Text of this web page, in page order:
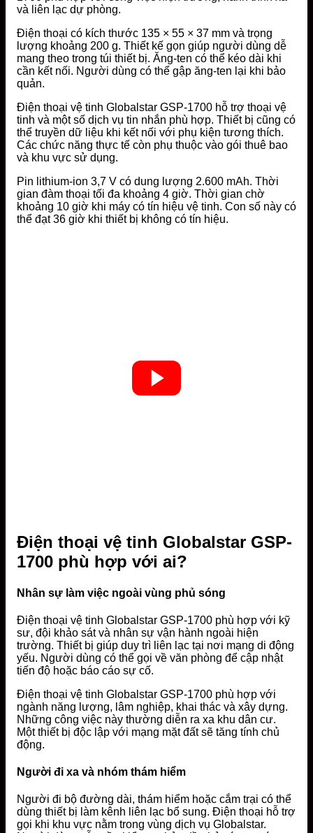
và liên lạc dự phòng.
Điện thoại có kích thước 135 × 55 × 37 mm và trọng
lượng khoảng 200 g. Thiết kế gọn giúp người dùng dễ
mang theo trong túi thiết bị. Ăng-ten có thể kéo dài khi
cần kết nối. Người dùng có thể gập ăng-ten lại khi bảo
quản.
Điện thoại vệ tinh Globalstar GSP-1700 hỗ trợ thoại vệ
tinh và một số dịch vụ tin nhắn phù hợp. Thiết bị cũng có
thể truyền dữ liệu khi kết nối với phụ kiện tương thích.
Các chức năng thực tế còn phụ thuộc vào gói thuê bao
và khu vực sử dụng.
Pin lithium-ion 3,7 V có dung lượng 2.600 mAh. Thời
gian đàm thoại tối đa khoảng 4 giờ. Thời gian chờ
khoảng 10 giờ khi máy có tín hiệu vệ tinh. Con số này có
thể đạt 36 giờ khi thiết bị không có tín hiệu.
Điện thoại vệ tinh Globalstar GSP-
1700 phù hợp với ai?
Nhân sự làm việc ngoài vùng phủ sóng
Điện thoại vệ tinh Globalstar GSP-1700 phù hợp với kỹ
sư, đội khảo sát và nhân sự vận hành ngoài hiện
trường. Thiết bị giúp duy trì liên lạc tại nơi mạng di động
yếu. Người dùng có thể gọi về văn phòng để cập nhật
tiến độ hoặc báo cáo sự cố.
Điện thoại vệ tinh Globalstar GSP-1700 phù hợp với
ngành năng lượng, lâm nghiệp, khai thác và xây dựng.
Những công việc này thường diễn ra xa khu dân cư.
Một thiết bị độc lập với mạng mặt đất sẽ tăng tính chủ
động.
Người đi xa và nhóm thám hiểm
Người đi bộ đường dài, thám hiểm hoặc cắm trại có thể
dùng thiết bị làm kênh liên lạc bổ sung. Điện thoại hỗ trợ
gọi khi khu vực nằm trong vùng dịch vụ Globalstar.